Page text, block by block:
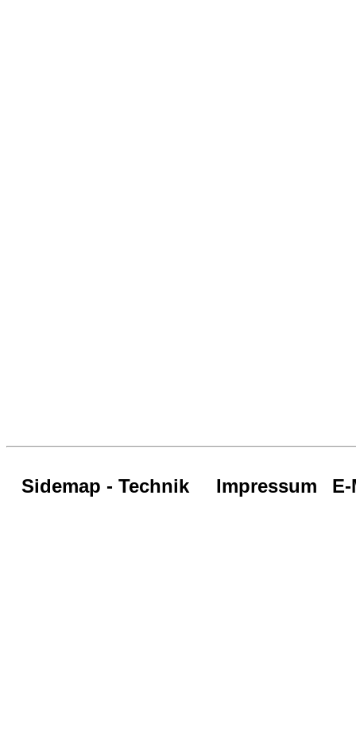
Sidemap - Technik Impressum